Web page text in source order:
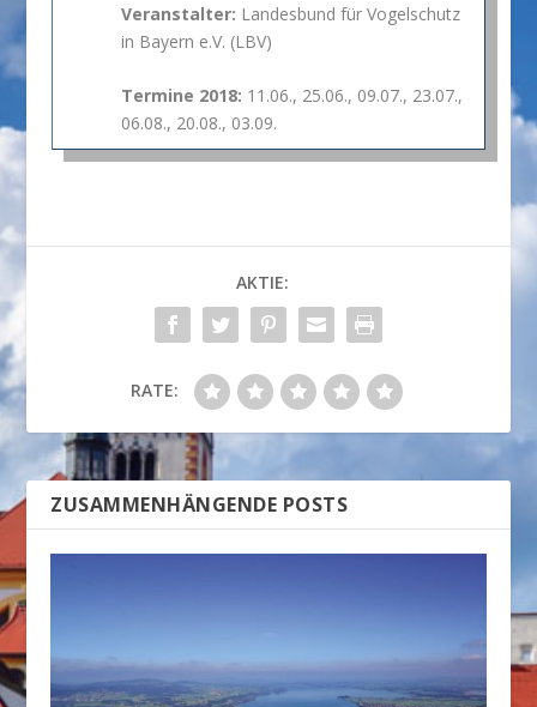
Veranstalter: Landesbund für Vogelschutz
in Bayern e.V. (LBV)
Termine 2018: 11.06., 25.06., 09.07., 23.07.,
06.08., 20.08., 03.09.
AKTIE:
RATE:
ZUSAMMENHÄNGENDE POSTS